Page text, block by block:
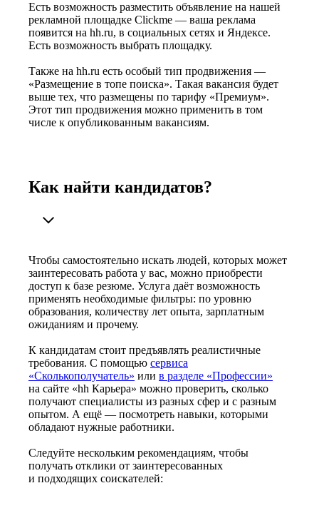
Есть возможность разместить объявление на нашей
рекламной площадке Clickme — ваша реклама
появится на hh.ru, в социальных сетях и Яндексе.
Есть возможность выбрать площадку.
Также на hh.ru есть особый тип продвижения —
«Размещение в топе поиска». Такая вакансия будет
выше тех, что размещены по тарифу «Премиум».
Этот тип продвижения можно применить в том
числе к опубликованным вакансиям.
Как найти кандидатов?
Чтобы самостоятельно искать людей, которых может
заинтересовать работа у вас, можно приобрести
доступ к базе резюме. Услуга даёт возможность
применять необходимые фильтры: по уровню
образования, количеству лет опыта, зарплатным
ожиданиям и прочему.
К кандидатам стоит предъявлять реалистичные
требования. С помощью сервиса
«Сколькополучатель» или в разделе «Профессии»
на сайте «hh Карьера» можно проверить, сколько
получают специалисты из разных сфер и с разным
опытом. А ещё — посмотреть навыки, которыми
обладают нужные работники.
Следуйте нескольким рекомендациям, чтобы
получать отклики от заинтересованных
и подходящих соискателей: